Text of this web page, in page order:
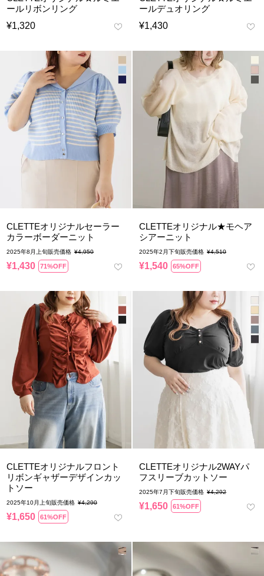
ールリボンリング
¥1,320
ールデュオリング
¥1,430
CLETTEオリジナルセーラー
カラーボーダーニット
2025年8月上旬販売価格 ¥4,950
¥1,430 71%OFF
CLETTEオリジナル★モヘア
シアーニット
2025年2月下旬販売価格 ¥4,510
¥1,540 65%OFF
CLETTEオリジナルフロント
リボンギャザーデザインカッ
トソー
2025年10月上旬販売価格 ¥4,290
¥1,650 61%OFF
CLETTEオリジナル2WAYパ
フスリーブカットソー
2025年7月下旬販売価格 ¥4,292
¥1,650 61%OFF